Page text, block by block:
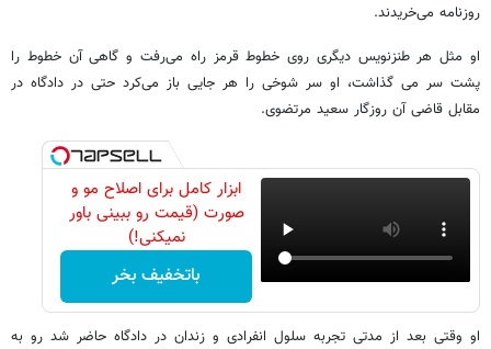
روزنامه می‌خریدند.
او مثل هر طنزنویس دیگری روی خطوط قرمز راه می‌رفت و گاهی آن خطوط را
پشت سر می گذاشت، او سر شوخی را هر جایی باز می‌کرد حتی در دادگاه در
مقابل قاضی آن روزگار سعید مرتضوی.
ابزار کامل برای اصلاح مو و
صورت (قیمت رو ببینی باور
نمیکنی!)
باتخفیف بخر
او وقتی بعد از مدتی تجربه سلول انفرادی و زندان در دادگاه حاضر شد رو به